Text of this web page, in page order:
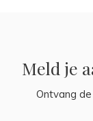
Meld je
Ontvang